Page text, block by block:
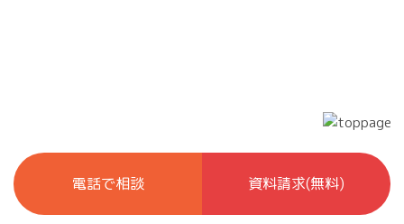
電話で相談 資料請求(無料)